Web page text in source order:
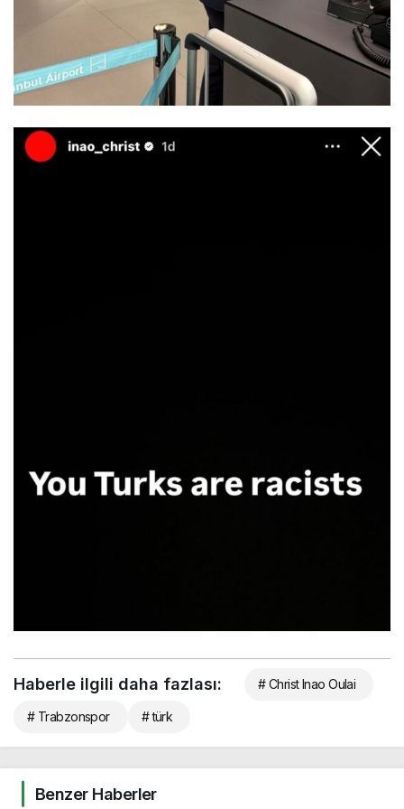
Haberle ilgili daha fazlası: # Christ Inao Oulai
# Trabzonspor # türk
Benzer Haberler